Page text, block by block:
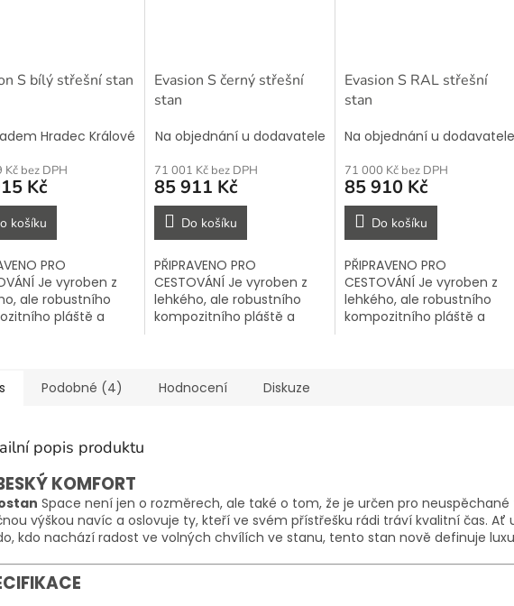
S bílý střešní stan
Hradec Králové
Kč bez DPH
Kč
košíku
PRO
Je vyroben z
ale robustního
pláště a
horku a...
Evasion S černý střešní
stan
Na objednání u dodavatele
71 001 Kč bez DPH
85 911 Kč
Do košíku
PŘIPRAVENO PRO
CESTOVÁNÍ Je vyroben z
lehkého, ale robustního
kompozitního pláště a
velkému horku a...
Evasion S RAL střešní
stan
Na objednání u dodavatele
71 000 Kč bez DPH
85 910 Kč
Do košíku
PŘIPRAVENO PRO
CESTOVÁNÍ Je vyroben z
lehkého, ale robustního
kompozitního pláště a
Podobné (4) Hodnocení Diskuze
popis produktu
KOMFORT
Space není jen o rozměrech, ale také o tom, že je určen pro neuspěchané
výškou navíc a oslovuje ty, kteří ve svém přístřešku rádi tráví kvalitní čas. Ať
kdo nachází radost ve volných chvílích ve stanu, tento stan nově definuje